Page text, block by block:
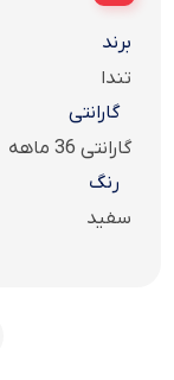
برند
تندا
گارانتی
گارانتی 36 ماهه
رنگ
سفید